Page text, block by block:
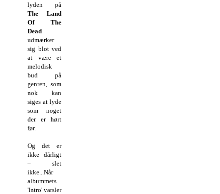
lyden på
The Land
Of The
Dead
udmærker
sig blot ved
at være et
melodisk
bud på
genren, som
nok kan
siges at lyde
som noget
der er hørt
før.
Og det er
ikke dårligt
– slet
ikke... Når
albummets
'Intro' varsler